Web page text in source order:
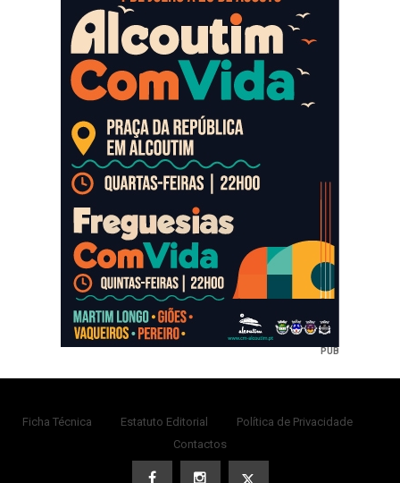
PUB
Ficha Técnica Estatuto Editorial
Política de Privacidade
Contactos